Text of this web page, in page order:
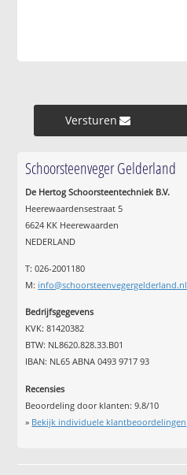
Versturen »
Schoorsteenveger Gelderland
De Hertog Schoorsteentechniek B.V.
Heerewaardensestraat 5
6624 KK Heerewaarden
NEDERLAND
T: 026-2001180
M: info@schoorsteenvegergelderland.nl
Bedrijfsgegevens
KVK: 81420382
BTW: NL8620.828.33.B01
IBAN: NL65 ABNA 0493 9717 93
Recensies
Beoordeling door klanten:9.8/10
» Bekijk individuele klantbeoordelingen